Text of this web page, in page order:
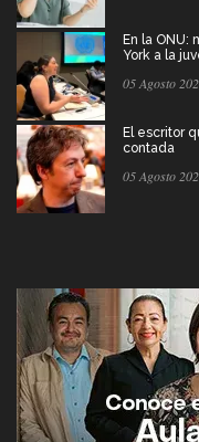
En la ONU:
York a la
05 Agosto
El escritor
contada
05 Agosto